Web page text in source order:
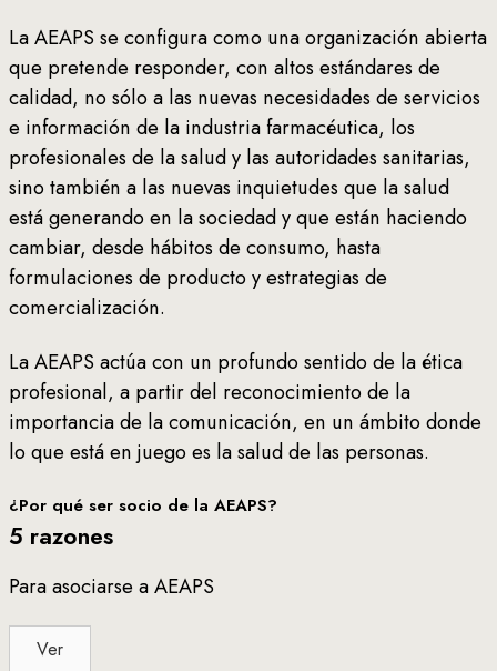
La AEAPS se configura como una organización abierta
que pretende responder, con altos estándares de
calidad, no sólo a las nuevas necesidades de servicios
e información de la industria farmacéutica, los
profesionales de la salud y las autoridades sanitarias,
sino también a las nuevas inquietudes que la salud
está generando en la sociedad y que están haciendo
cambiar, desde hábitos de consumo, hasta
formulaciones de producto y estrategias de
comercialización.
La AEAPS actúa con un profundo sentido de la ética
profesional, a partir del reconocimiento de la
importancia de la comunicación, en un ámbito donde
lo que está en juego es la salud de las personas.
¿Por qué ser socio de la AEAPS?
5 razones
Para asociarse a AEAPS
Ver